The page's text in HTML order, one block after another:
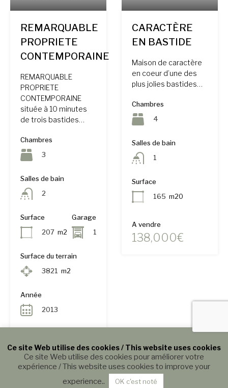
REMARQUABLE
PROPRIETE
CONTEMPORAINE
REMARQUABLE
PROPRIETE
CONTEMPORAINE
située à 10 minutes
de trois bastides…
Chambres
3
Salles de bain
2
Surface
207 m2
Garage
1
Surface du terrain
3821 m2
Année
2013
647,000€
CARACTÈRE
EN BASTIDE
Maison de caractère
en coeur d’une des
plus jolies bastides…
Chambres
4
Salles de bain
1
Surface
165 m20
A vendre
138,000€
Ce site Web utilise des cookies / This website uses cookies
Ce site Web utilise des cookies pour améliorer votre
expérience / This website uses cookies to improve your
experience..
OK c'est noté